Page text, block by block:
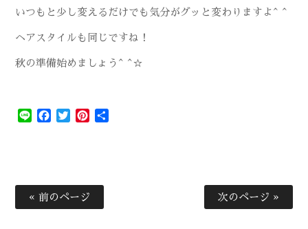
いつもと少し変えるだけでも気分がグッと変わりますよ^ ^
ヘアスタイルも同じですね！
秋の準備始めましょう^ ^☆
Line Facebook
TwitterPinterest
« 前のページ 次のページ »